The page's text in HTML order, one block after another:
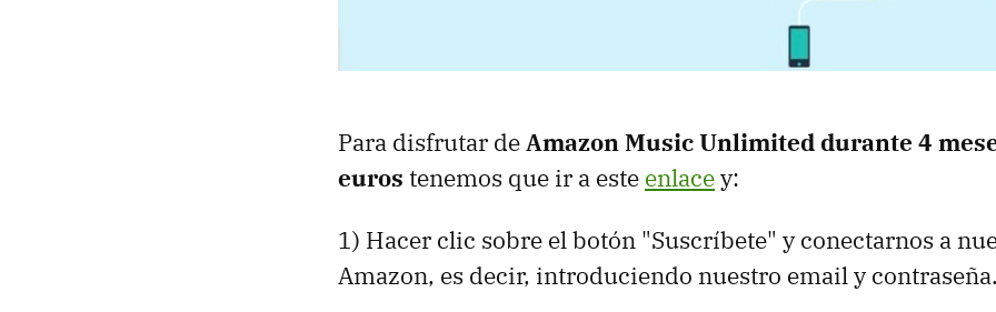
Para disfrutar deAmazon Music Unlimited durante 4
euros tenemos que ir a este enlacey:
1) Hacer clic sobre el botón "Suscríbete" y conectarnos a
Amazon, es decir, introduciendo nuestro email y